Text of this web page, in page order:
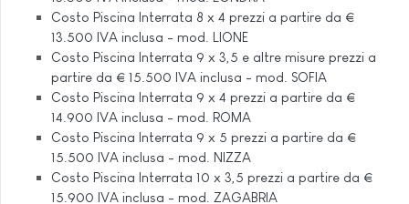
Costo Piscina Interrata 8 x 4 prezzi a partire da €
13.500 IVA inclusa - mod. LIONE
Costo Piscina Interrata 9 x 3,5 e altre misure prezzi a
partire da € 15.500 IVA inclusa - mod. SOFIA
Costo Piscina Interrata 9 x 4 prezzi a partire da €
14.900 IVA inclusa - mod. ROMA
Costo Piscina Interrata 9 x 5 prezzi a partire da €
15.500 IVA inclusa - mod. NIZZA
Costo Piscina Interrata 10 x 3,5 prezzi a partire da €
15.900 IVA inclusa - mod. ZAGABRIA